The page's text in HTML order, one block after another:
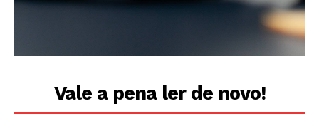
Vale a pena ler de novo!